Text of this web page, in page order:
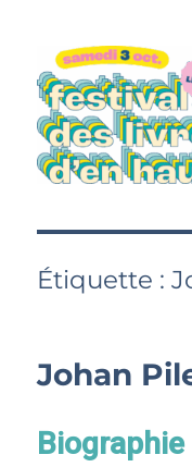
Étiquette :
Johan
Biographie